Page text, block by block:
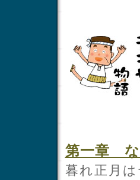
第一章 な
暮れ正月